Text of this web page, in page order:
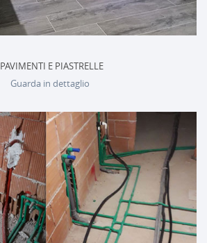
PAVIMENTI E PIASTRELLE
Guarda in dettaglio